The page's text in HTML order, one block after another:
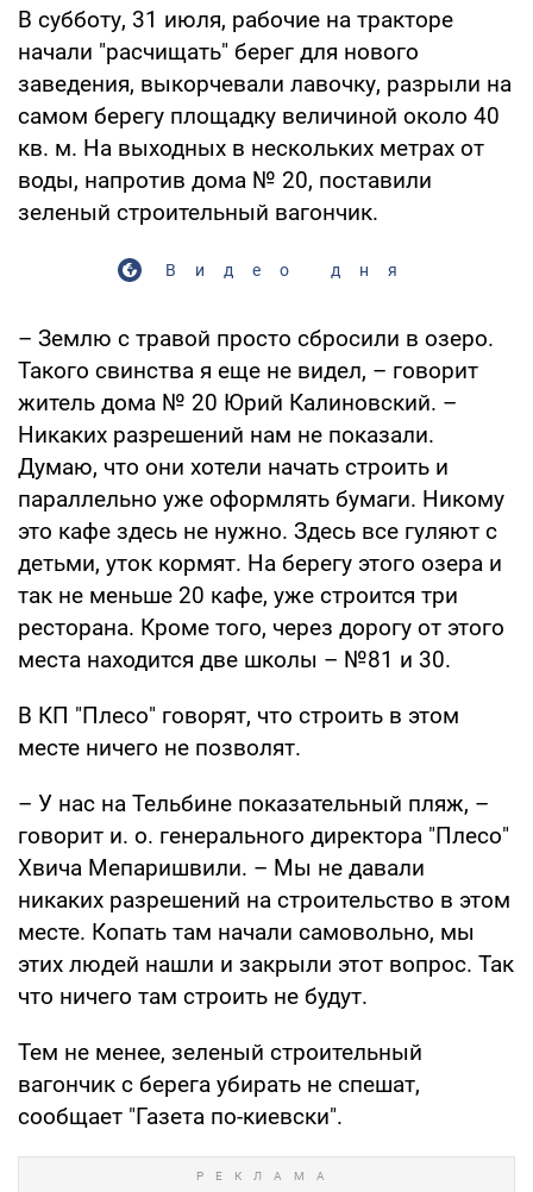
В субботу, 31 июля, рабочие на тракторе
начали "расчищать" берег для нового
заведения, выкорчевали лавочку, разрыли на
самом берегу площадку величиной около 40
кв. м. На выходных в нескольких метрах от
воды, напротив дома № 20, поставили
зеленый строительный вагончик.
Видео дня
– Землю с травой просто сбросили в озеро.
Такого свинства я еще не видел, – говорит
житель дома № 20 Юрий Калиновский. –
Никаких разрешений нам не показали.
Думаю, что они хотели начать строить и
параллельно уже оформлять бумаги. Никому
это кафе здесь не нужно. Здесь все гуляют с
детьми, уток кормят. На берегу этого озера и
так не меньше 20 кафе, уже строится три
ресторана. Кроме того, через дорогу от этого
места находится две школы – №81 и 30.
В КП "Плесо" говорят, что строить в этом
месте ничего не позволят.
– У нас на Тельбине показательный пляж, –
говорит и. о. генерального директора "Плесо"
Хвича Мепаришвили. – Мы не давали
никаких разрешений на строительство в этом
месте. Копать там начали самовольно, мы
этих людей нашли и закрыли этот вопрос. Так
что ничего там строить не будут.
Тем не менее, зеленый строительный
вагончик с берега убирать не спешат,
сообщает "Газета по-киевски".